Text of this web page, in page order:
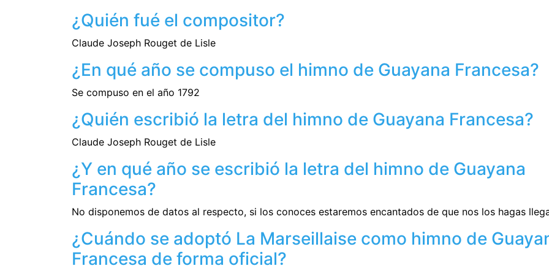
¿Quién fué el compositor?
Claude Joseph Rouget de Lisle
¿En qué año se compuso el himno de Guayana Francesa?
Se compuso en el año 1792
¿Quién escribió la letra del himno de Guayana Francesa?
Claude Joseph Rouget de Lisle
¿Y en qué año se escribió la letra del himno de Guayana
Francesa?
No disponemos de datos al respecto, si los conoces estaremos encantados de que nos los hagas
¿Cuándo se adoptó La Marseillaise como himno de
Francesa de forma oficial?